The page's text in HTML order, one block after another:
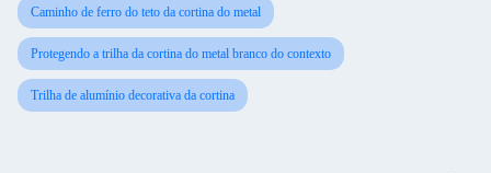
Caminho de ferro do teto da cortina do metal
Protegendo a trilha da cortina do metal branco do contexto
Trilha de alumínio decorativa da cortina